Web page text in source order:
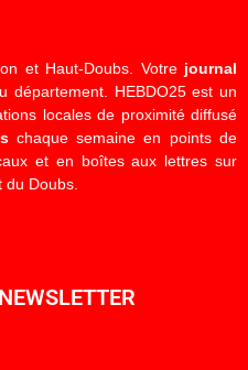
et Haut-Doubs. Votre journal
département. HEBDO25 est un
locales de proximité diffusé
chaque semaine en points de
et en boîtes aux lettres sur
Doubs.